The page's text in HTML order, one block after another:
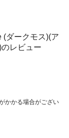
(ダークモス)(ア
レビュー
かかる場合がござい